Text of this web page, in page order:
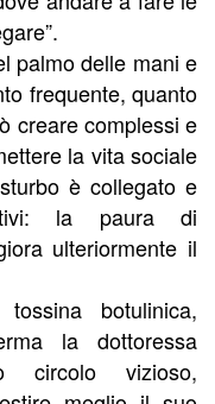
palmo delle mani e
frequente, quanto
creare complessi e
la vita sociale
è collegato e
la paura di
ulteriormente il
botulinica,
la dottoressa
circolo vizioso,